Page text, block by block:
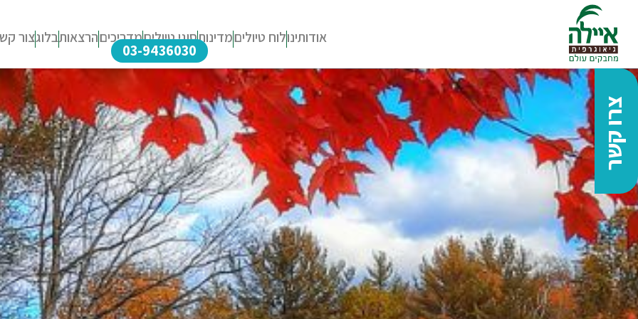
אודותינולוח טיוליםמדינותסוגי טיוליםמדריכיםהרצאותבלוגצור
03-9436030
צרו קשר